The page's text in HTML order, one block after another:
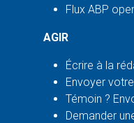
Flux ABP
AGIR
Écrire à la
Envoyer
Témoin ?
Demander